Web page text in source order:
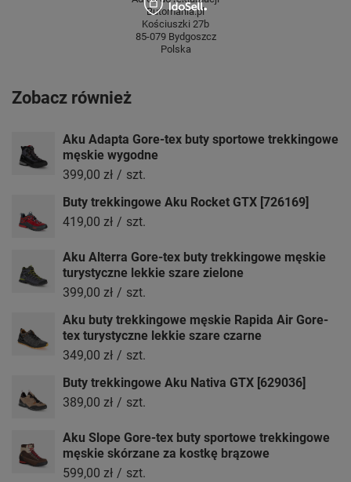
Butomania.pl
Kościuszki 27b
85-079 Bydgoszcz
Polska
Zobacz również
Aku Adapta Gore-tex buty sportowe trekkingowe
męskie wygodne
399,00 zł / szt.
Buty trekkingowe Aku Rocket GTX [726169]
419,00 zł / szt.
Aku Alterra Gore-tex buty trekkingowe męskie
turystyczne lekkie szare zielone
399,00 zł / szt.
Aku buty trekkingowe męskie Rapida Air Gore-
tex turystyczne lekkie szare czarne
349,00 zł / szt.
Buty trekkingowe Aku Nativa GTX [629036]
389,00 zł / szt.
Aku Slope Gore-tex buty sportowe trekkingowe
męskie skórzane za kostkę brązowe
599,00 zł / szt.